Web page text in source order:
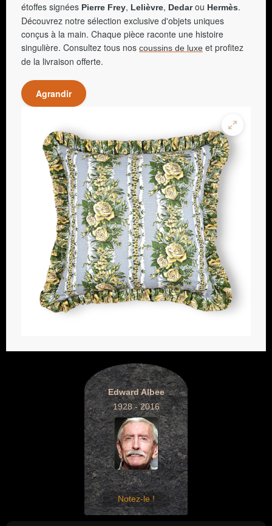
étoffes signées Pierre Frey, Lelièvre, Dedarou Hermès.
Découvrez notre sélection exclusive d'objets uniques
conçus à la main. Chaque pièce raconte une histoire
singulière. Consultez tous nos coussins de luxe et profitez
de la livraison offerte.
Agrandir
Edward Albee
1928 - 2016
Notez-le !